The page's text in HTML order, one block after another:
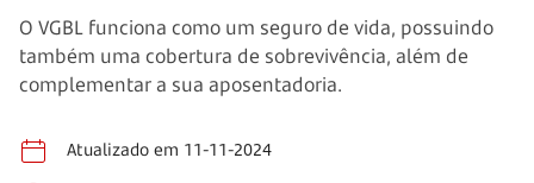
O VGBL funciona como um seguro de vida, possuindo
também uma cobertura de sobrevivência, além de
complementar a sua aposentadoria.
Atualizado em 11-11-2024